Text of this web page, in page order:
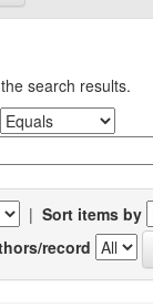
search results.
| Sort items by
record